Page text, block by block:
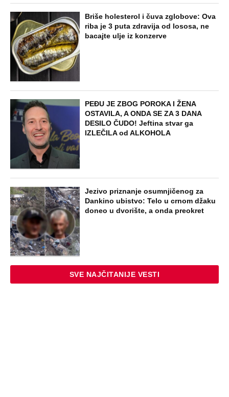
Briše holesterol i čuva zglobove: Ova
riba je 3 puta zdravija od lososa, ne
bacajte ulje iz konzerve
PEĐU JE ZBOG POROKA I ŽENA
OSTAVILA, A ONDA SE ZA 3 DANA
DESILO ČUDO! Jeftina stvar ga
IZLEČILA od ALKOHOLA
Jezivo priznanje osumnjičenog za
Dankino ubistvo: Telo u crnom džaku
doneo u dvorište, a onda preokret
SVE NAJČITANIJE VESTI